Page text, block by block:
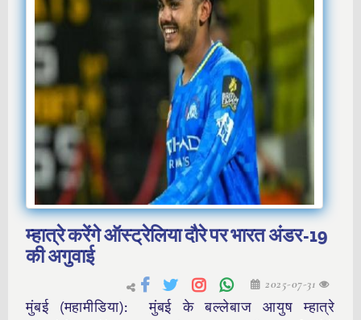
म्हात्रे करेंगे ऑस्ट्रेलिया दौरे पर भारत अंडर-19
की अगुवाई
2025-07-31
मुंबई (महामीडिया): मुंबई के बल्लेबाज आयुष म्हात्रे